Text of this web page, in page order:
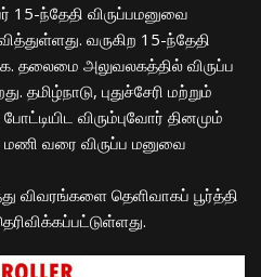
15-ந்தேதி விருப்பமனுவை
வருகிற 15-ந்தேதி
தலைமை அலுவலகத்தில் விருப்ப
தமிழ்நாடு, புதுச்சேரி மற்றும்
விரும்புவோர் தினமும்
வரை விருப்ப மனுவை
விவரங்களை தெளிவாகப் பூர்த்தி